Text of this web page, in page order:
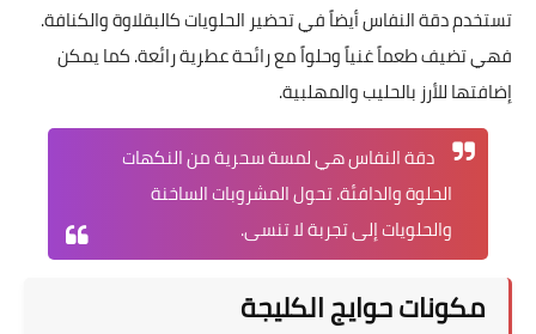
تستخدم دقة النفاس أيضاً في تحضير الحلويات كالبقلاوة والكنافة.
فهي تضيف طعماً غنياً وحلواً مع رائحة عطرية رائعة. كما يمكن
إضافتها للأرز بالحليب والمهلبية.
دقة النفاس هي لمسة سحرية من النكهات
الحلوة والدافئة. تحول المشروبات الساخنة
والحلويات إلى تجربة لا تنسى.
مكونات حوايج الكليجة